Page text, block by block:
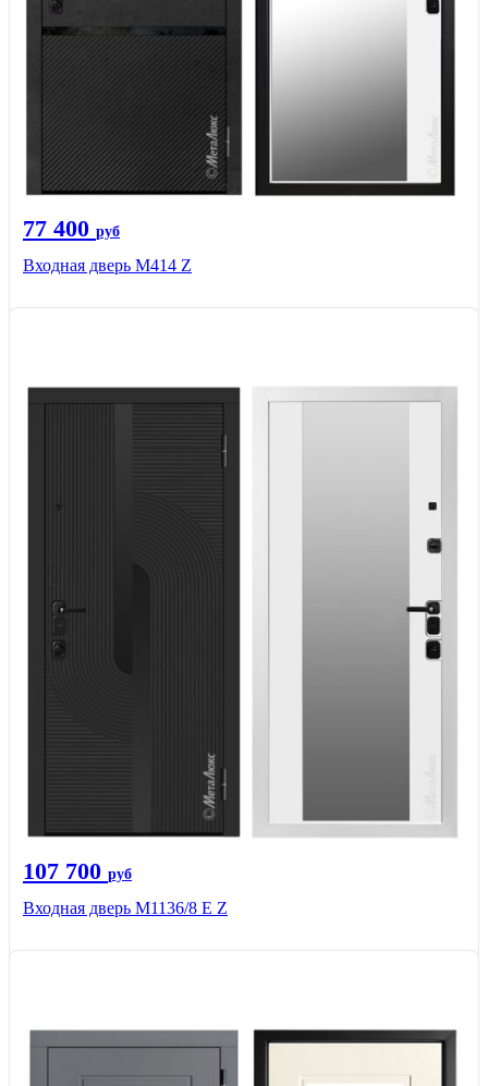
77 400 руб
Входная дверь М414 Z
107 700 руб
Входная дверь М1136/8 Е Z